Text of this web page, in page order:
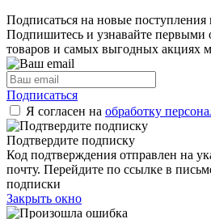
Подписаться на новые поступления
Подпишитесь и узнавайте первыми
товаров и самых выгодных акциях
Подписаться
Я согласен на обработку
Подтвердите подписку
Код подтверждения отправлен на
почту. Перейдите по ссылке в
подписки
Закрыть окно